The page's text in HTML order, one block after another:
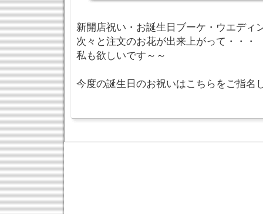
新開店祝い・お誕生日ブーケ・ウエディ
次々と注文のお花が出来上がって・・・
私も欲しいです～～
今度の誕生日のお祝いはこちらをご指名